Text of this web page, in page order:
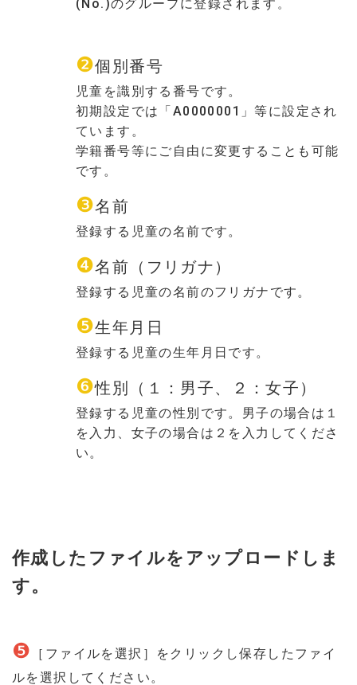
(No.)のグループに登録されます 。
❷個別番号
児童を識別する番号です。
初期設定では「A0000001」等に設定され
ています。
学籍番号等にご自由に変更することも可能
です。
❸名前
登録する児童の名前です。
❹名前（フリガナ）
登録する児童の名前のフリガナです。
❺生年月日
登録する児童の生年月日です。
❻性別（１：男子、２：女子）
登録する児童の性別です。男子の場合は１
を入力、女子の場合は２を入力してくださ
い。
作成したファイルをアップロードしま
す。
❺
［ファイルを選択］をクリックし保存したファイ
ルを選択してください。